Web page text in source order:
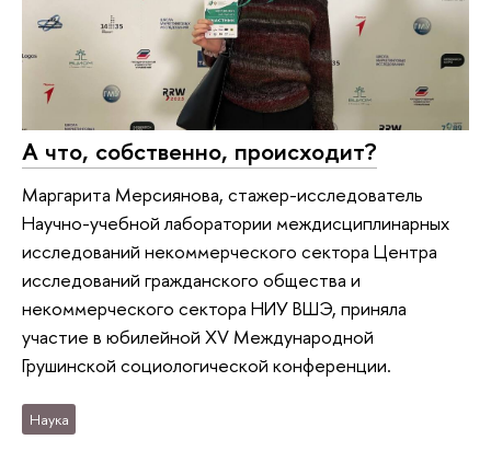
А что, собственно, происходит?
Маргарита Мерсиянова, стажер-исследователь
Научно-учебной лаборатории междисциплинарных
исследований некоммерческого сектора Центра
исследований гражданского общества и
некоммерческого сектора НИУ ВШЭ, приняла
участие в юбилейной XV Международной
Грушинской социологической конференции.
Наука